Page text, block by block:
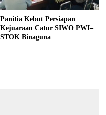
Panitia Kebut Persiapan
Kejuaraan Catur SIWO PWI–
STOK Binaguna